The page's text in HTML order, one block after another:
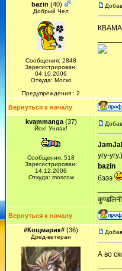
bazin (40)
Добрый Чел
Сообщения: 2848
Зарегистрирован:
04.10.2006
Откуда: Моско
Предупреждения : 2
Вернуться к началу
kvammanga(37)
Йох! Унлах!
Сообщения: 518
Зарегистрирован:
14.12.2006
Откуда: moscow
угу-
bazin
бэээ
कुण्डलिनी
Вернуться к началу
#Кощмарик# (36)
Дред-ветеран
А во